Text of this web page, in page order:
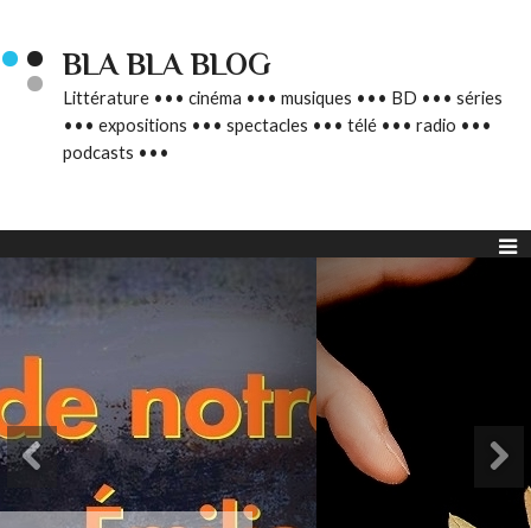
BLA BLA BLOG
Littérature ••• cinéma ••• musiques ••• BD ••• séries
••• expositions ••• spectacles ••• télé ••• radio •••
podcasts •••